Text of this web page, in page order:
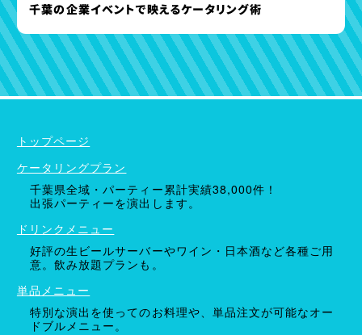
千葉の企業イベントで映えるケータリング術
ケータリングプラン
ドリンクメニュー
単品オプション
トップページ
ケータリングプラン
千葉県全域・パーティー累計実績38,000件！
出張パーティーを演出します。
ドリンクメニュー
好評の生ビールサーバーやワイン・日本酒など各種ご用
意。飲み放題プランも。
単品メニュー
特別な演出を使ってのお料理や、単品注文が可能なオー
ドブルメニュー。